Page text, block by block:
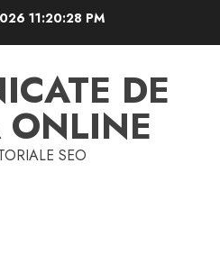
11:20:29 PM
DE
ONLINE
SEO